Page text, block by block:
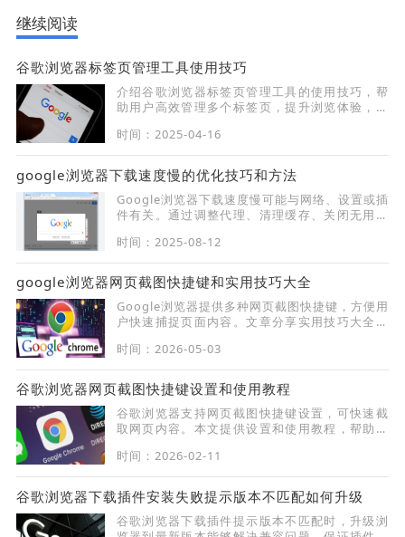
继续阅读
谷歌浏览器标签页管理工具使用技巧
介绍谷歌浏览器标签页管理工具的使用技巧，帮
助用户高效管理多个标签页，提升浏览体验，减
时间：2025-04-16
google浏览器下载速度慢的优化技巧和方法
Google浏览器下载速度慢可能与网络、设置或插
件有关。通过调整代理、清理缓存、关闭无用插
度。
时间：2025-08-12
google浏览器网页截图快捷键和实用技巧大全
Google浏览器提供多种网页截图快捷键，方便用
户快速捕捉页面内容。文章分享实用技巧大全，
时间：2026-05-03
谷歌浏览器网页截图快捷键设置和使用教程
谷歌浏览器支持网页截图快捷键设置，可快速截
取网页内容。本文提供设置和使用教程，帮助用
时间：2026-02-11
谷歌浏览器下载插件安装失败提示版本不匹配如何升级
谷歌浏览器下载插件提示版本不匹配时，升级浏